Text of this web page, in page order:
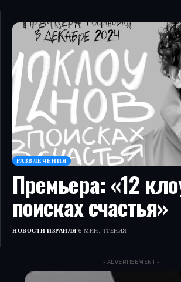
РАЗВЛЕЧЕНИЯ
Премьера: «12
поисках счастья»
НОВОСТИ ИЗРАИЛЯ 6 МИН. ЧТЕНИЯ
- ADVERTISEMENT -